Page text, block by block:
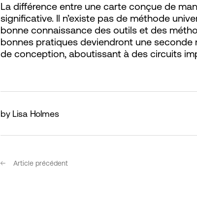
La différence entre une carte conçue de
significative. Il n’existe pas de méthode
bonne connaissance des outils et des
bonnes pratiques deviendront une
de conception, aboutissant à des circuits
by Lisa Holmes
Article précédent